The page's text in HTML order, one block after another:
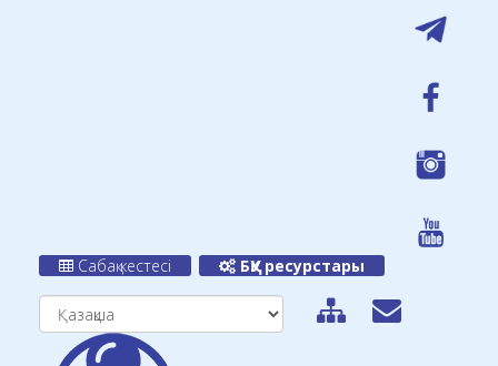
Сабақ кестесі БҚУ ресурстары